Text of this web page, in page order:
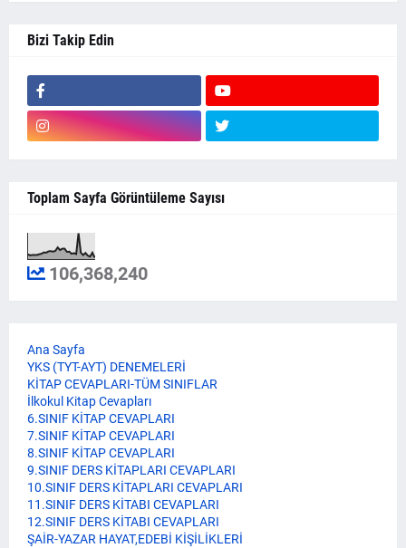
Bizi Takip Edin
Toplam Sayfa Görüntüleme Sayısı
106,368,240
Ana Sayfa
YKS (TYT-AYT) DENEMELERİ
KİTAP CEVAPLARI-TÜM SINIFLAR
İlkokul Kitap Cevapları
6.SINIF KİTAP CEVAPLARI
7.SINIF KİTAP CEVAPLARI
8.SINIF KİTAP CEVAPLARI
9.SINIF DERS KİTAPLARI CEVAPLARI
10.SINIF DERS KİTAPLARI CEVAPLARI
11.SINIF DERS KİTABI CEVAPLARI
12.SINIF DERS KİTABI CEVAPLARI
ŞAİR-YAZAR HAYAT,EDEBİ KİŞİLİKLERİ